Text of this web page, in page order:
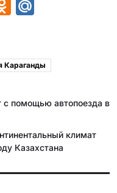
o
s
s
n
l
Караганды
с помощью автопоезда в
климат
Казахстана